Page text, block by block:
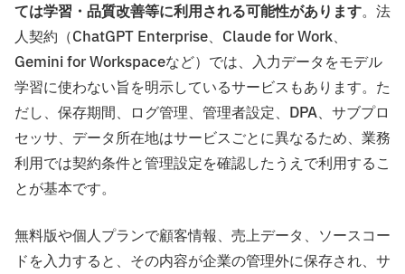
ては学習・品質改善等に利用される可能性があります。法
人契約（ChatGPT Enterprise、Claude for Work、
Gemini for Workspaceなど）では、入力データをモデル
学習に使わない旨を明示しているサービスもあります。た
だし、保存期間、ログ管理、管理者設定、DPA、サブプロ
セッサ、データ所在地はサービスごとに異なるため、業務
利用では契約条件と管理設定を確認したうえで利用するこ
とが基本です。
無料版や個人プランで顧客情報、売上データ、ソースコー
ドを入力すると、その内容が企業の管理外に保存され、サ